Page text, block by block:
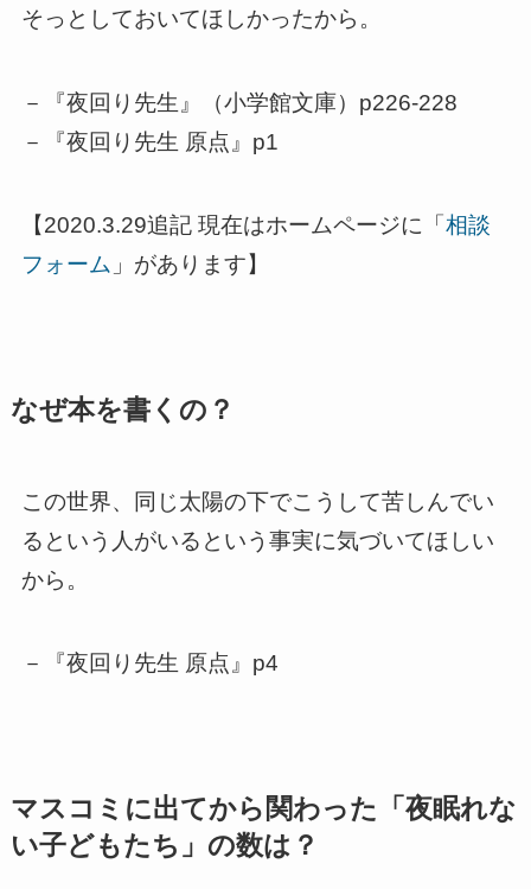
そっとしておいてほしかったから。
－『夜回り先生』（小学館文庫）p226-228
－『夜回り先生 原点』p1
【2020.3.29追記 現在はホームページに「 相談
フォーム 」があります】
なぜ本を書くの？
この世界、同じ太陽の下でこうして苦しんでい
るという人がいるという事実に気づいてほしい
から。
－『夜回り先生 原点』p4
マスコミに出てから関わった「夜眠れな
い子どもたち」の数は？